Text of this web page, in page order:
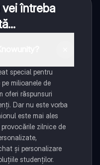
întreba
special pentru
milioanele de
oferi răspunsuri
Dar nu este vorba
este mai ales
zilnice de
și personalizare
studenților.